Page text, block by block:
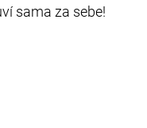
sama za sebe!